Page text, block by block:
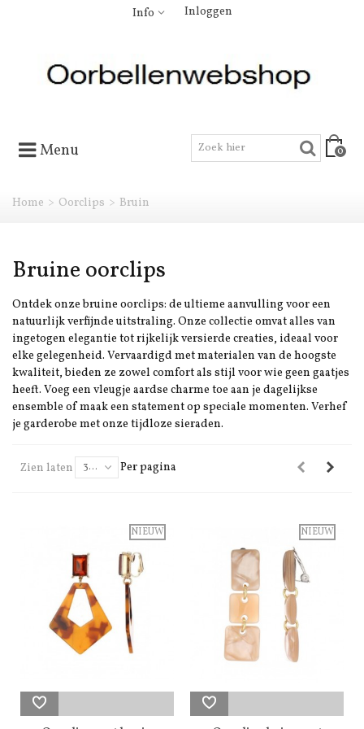
Info Inloggen
Menu 0
Home > Oorclips > Bruin
Bruine oorclips
Ontdek onze bruine oorclips: de ultieme aanvulling voor een
natuurlijk verfijnde uitstraling. Onze collectie omvat alles van
ingetogen elegantie tot rijkelijk versierde creaties, ideaal voor
elke gelegenheid. Vervaardigd met materialen van de hoogste
kwaliteit, bieden ze zowel comfort als stijl voor wie geen gaatjes
heeft. Voeg een vleugje aardse charme toe aan je dagelijkse
ensemble of maak een statement op speciale momenten. Verhef
je garderobe met onze tijdloze sieraden.
Zien laten 30 Per pagina
NIEUW NIEUW